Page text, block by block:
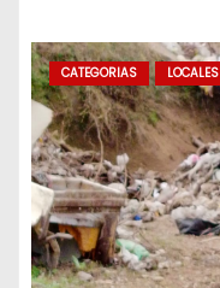
CATEGORIAS LOCALES